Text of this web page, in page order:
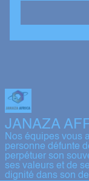
JANAZA
Nos équipes vous
personne défunte
perpétuer son
ses valeurs et de
dignité dans son